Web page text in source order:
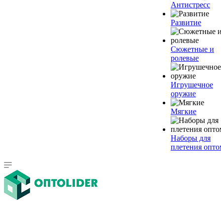
Антистресс
Развитие
Сюжетные и
ролевые
Игрушечное
оружие
Мягкие
Наборы для
плетения